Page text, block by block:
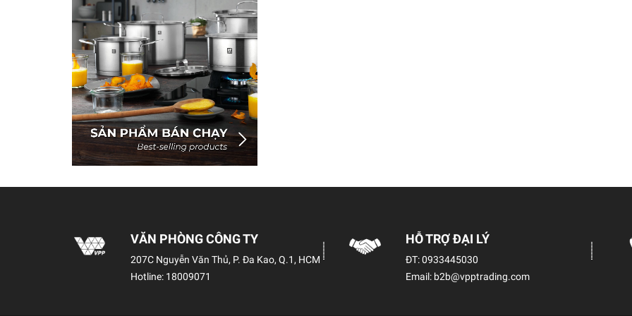
VĂN PHÒNG CÔNG TY
207C Nguyễn Văn Thủ, P. Đa Kao, Q.1, HCM
Hotline: 18009071
HỖ TRỢ ĐẠI LÝ
ĐT:0933445030
Email: b2b@vpptrading.com